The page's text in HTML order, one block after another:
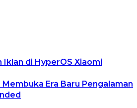
Iklan di HyperOS Xiaomi
Membuka Era Baru Pengalaman